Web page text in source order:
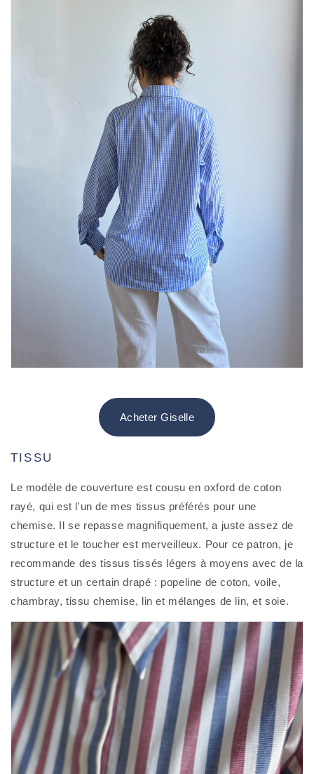
Acheter Giselle
TISSU
Le modèle de couverture est cousu en oxford de coton
rayé, qui est l'un de mes tissus préférés pour une
chemise. Il se repasse magnifiquement, a juste assez de
structure et le toucher est merveilleux. Pour ce patron, je
recommande des tissus tissés légers à moyens avec de la
structure et un certain drapé : popeline de coton, voile,
chambray, tissu chemise, lin et mélanges de lin, et soie.